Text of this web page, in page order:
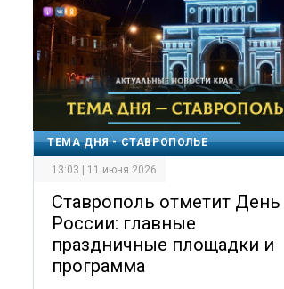
ТЕМА ДНЯ - СТАВРОПОЛЬЕ
13:03 | 11 июня 2026
Ставрополь отметит День
России: главные
праздничные площадки и
программа